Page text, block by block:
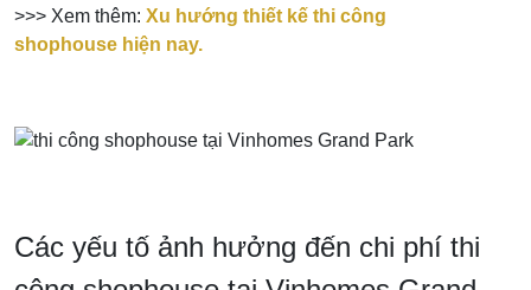
>>> Xem thêm: Xu hướng thiết kế thi công
shophouse hiện nay.
Các yếu tố ảnh hưởng đến chi phí thi